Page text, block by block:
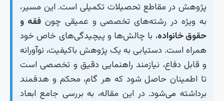
پژوهش در مقاطع تحصیلات تکمیلی است. این مسیر،
به ویژه در رشته‌های تخصصی و عمیقی چونفقه و
حقوق خانواده، با چالش‌ها و پیچیدگی‌های خاص خود
همراه است. دستیابی به یک پژوهش باکیفیت، نوآورانه
و قابل دفاع، نیازمند راهنمایی دقیق و تخصصی است
تا اطمینان حاصل شود که هر گام، محکم و هدفمند
برداشته می‌شود. در این مقاله، به بررسی جامع ابعاد